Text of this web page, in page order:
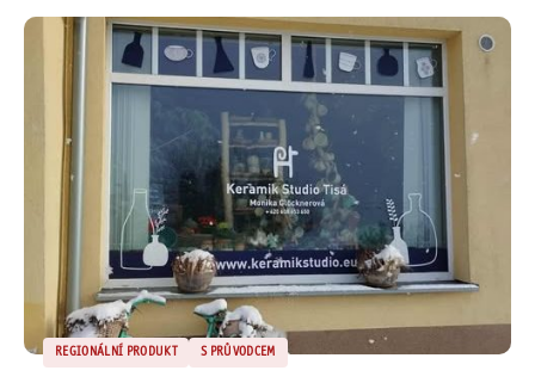
REGIONÁLNÍ PRODUKT S PRŮVODCEM